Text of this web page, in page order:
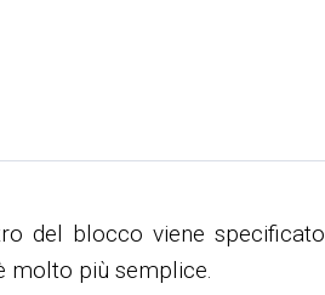
del blocco viene
molto più semplice.